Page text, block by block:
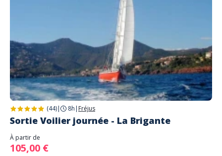
(44)| 8h | Fréjus
Sortie Voilier journée - La Brigante
À partir de
105,00 €